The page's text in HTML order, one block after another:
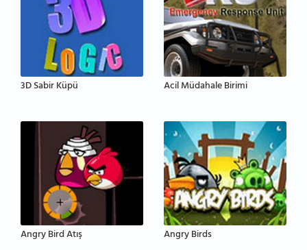
3D Sabir Küpü Acil Müdahale Birimi
Angry Bird Atış Angry Birds